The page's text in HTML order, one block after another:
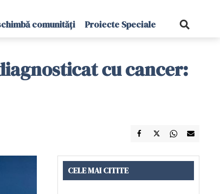
comunități Proiecte Speciale
cu cancer:
CELE MAI CITITE